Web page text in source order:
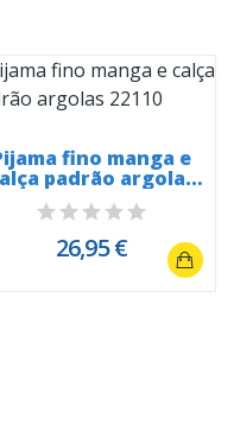
fino manga e
padrão argolas
22110
26,95 €